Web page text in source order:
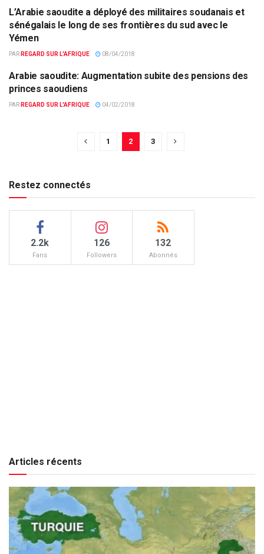
ACTUALITÉS PAR PAYS
L’Arabie saoudite a déployé des militaires soudanais et
sénégalais le long de ses frontières du sud avec le
Yémen
PAR REGARD SUR L'AFRIQUE 08/04/2018
EUROPE & MONDE
Arabie saoudite: Augmentation subite des pensions des
princes saoudiens
PAR REGARD SUR L'AFRIQUE 04/02/2018
1 2 3
Restez connectés
2.2k
Fans
126
Followers
132
Abonnés
Articles récents